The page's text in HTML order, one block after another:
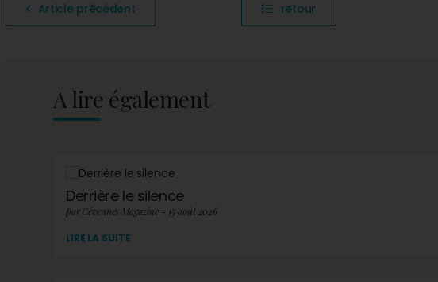
Article précédent retour
A lire également
Derrière le silence
par Cévennes Magazine - 15 août 2026
LIRE LA SUITE